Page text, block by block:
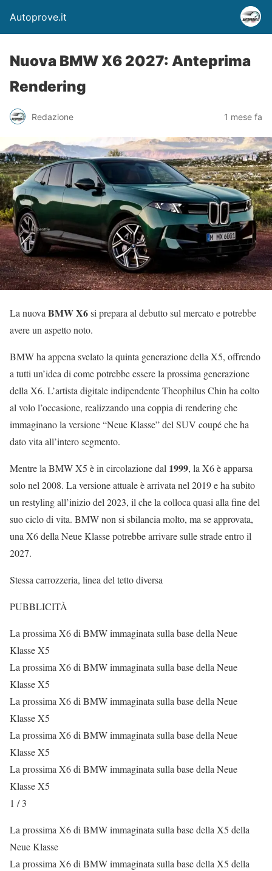
Autoprove.it
Nuova BMW X6 2027: Anteprima
Rendering
Redazione 1 mese fa
La nuovaBMW X6si prepara al debutto sul mercato e potrebbe
avere un aspetto noto.
BMW ha appena svelato la quinta generazione della X5, offrendo
a tutti un’idea di come potrebbe essere la prossima generazione
della X6. L’artista digitale indipendente Theophilus Chin ha colto
al volo l’occasione, realizzando una coppia di rendering che
immaginano la versione “Neue Klasse” del SUV coupé che ha
dato vita all’intero segmento.
Mentre la BMW X5 è in circolazione dal 1999, la X6 è apparsa
solo nel 2008. La versione attuale è arrivata nel 2019 e ha subito
un restyling all’inizio del 2023, il che la colloca quasi alla fine del
suo ciclo di vita. BMW non si sbilancia molto, ma se approvata,
una X6 della Neue Klasse potrebbe arrivare sulle strade entro il
2027.
Stessa carrozzeria, linea del tetto diversa
PUBBLICITÀ
La prossima X6 di BMW immaginata sulla base della Neue
Klasse X5
La prossima X6 di BMW immaginata sulla base della Neue
Klasse X5
La prossima X6 di BMW immaginata sulla base della Neue
Klasse X5
La prossima X6 di BMW immaginata sulla base della Neue
Klasse X5
La prossima X6 di BMW immaginata sulla base della Neue
Klasse X5
1 / 3
La prossima X6 di BMW immaginata sulla base della X5 della
Neue Klasse
La prossima X6 di BMW immaginata sulla base della X5 della